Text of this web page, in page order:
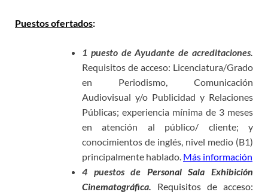
Puestos ofertados:
1 puesto de Ayudante de acreditaciones.
Requisitos de acceso: Licenciatura/Grado
en Periodismo, Comunicación
Audiovisual y/o Publicidad y Relaciones
Públicas; experiencia mínima de 3 meses
en atención al público/ cliente; y
conocimientos de inglés, nivel medio (B1)
principalmente hablado. Más información
4 puestos de Personal Sala Exhibición
Cinematográfica.
Requisitos de acceso: